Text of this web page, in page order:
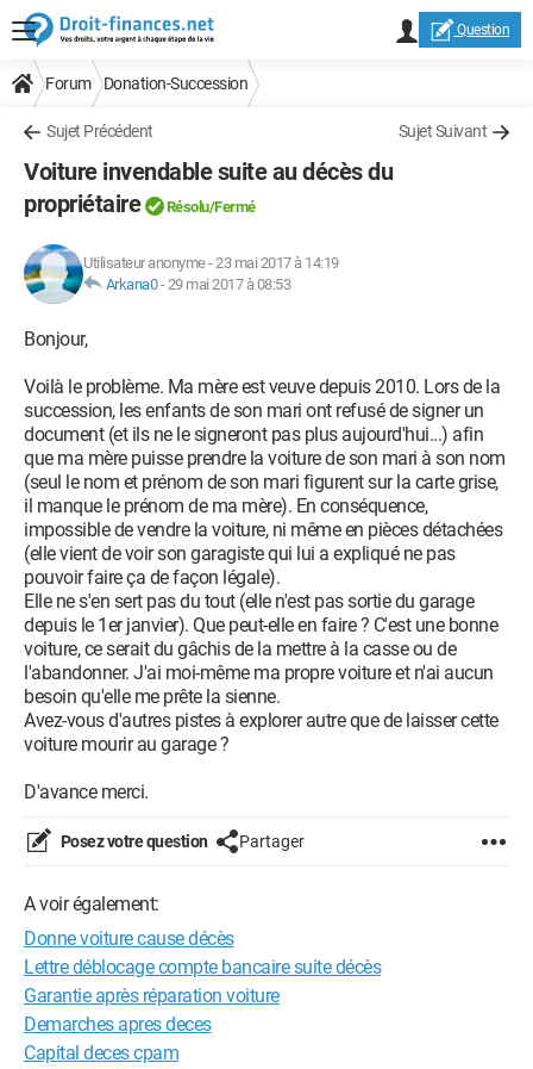
Question
Forum Donation-Succession
Sujet Précédent Sujet Suivant
Voiture invendable suite au décès du
propriétaire
Résolu/Fermé
Utilisateur anonyme-23 mai 2017 à 14:19
Arkana0-29 mai 2017 à 08:53
Bonjour,
Voilà le problème. Ma mère est veuve depuis 2010. Lors de la
succession, les enfants de son mari ont refusé de signer un
document (et ils ne le signeront pas plus aujourd'hui...) afin
que ma mère puisse prendre la voiture de son mari à son nom
(seul le nom et prénom de son mari figurent sur la carte grise,
il manque le prénom de ma mère). En conséquence,
impossible de vendre la voiture, ni même en pièces détachées
(elle vient de voir son garagiste qui lui a expliqué ne pas
pouvoir faire ça de façon légale).
Elle ne s'en sert pas du tout (elle n'est pas sortie du garage
depuis le 1er janvier). Que peut-elle en faire ? C'est une bonne
voiture, ce serait du gâchis de la mettre à la casse ou de
l'abandonner. J'ai moi-même ma propre voiture et n'ai aucun
besoin qu'elle me prête la sienne.
Avez-vous d'autres pistes à explorer autre que de laisser cette
voiture mourir au garage ?
D'avance merci.
Posez votre question Partager
A voir également:
Donne voiture cause décès
Lettre déblocage compte bancaire suite décès
Garantie après réparation voiture
Demarches apres deces
Capital deces cpam